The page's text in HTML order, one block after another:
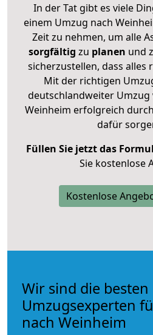
In der Tat gibt es viele
einem Umzug nach
Zeit zu nehmen, um alle
sorgfältig zu planen und
sicherzustellen, dass alles
Mit der richtigen
deutschlandweiter Umzug
Weinheim erfolgreich
dafür
Füllen Sie jetzt das
Sie kostenlose
Kostenlose
Wir sind die besten
Umzugsexperten
nach Weinheim